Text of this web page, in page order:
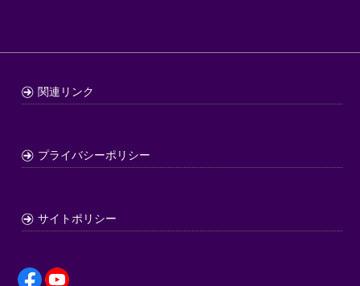
関連リンク
プライバシーポリシー
サイトポリシー